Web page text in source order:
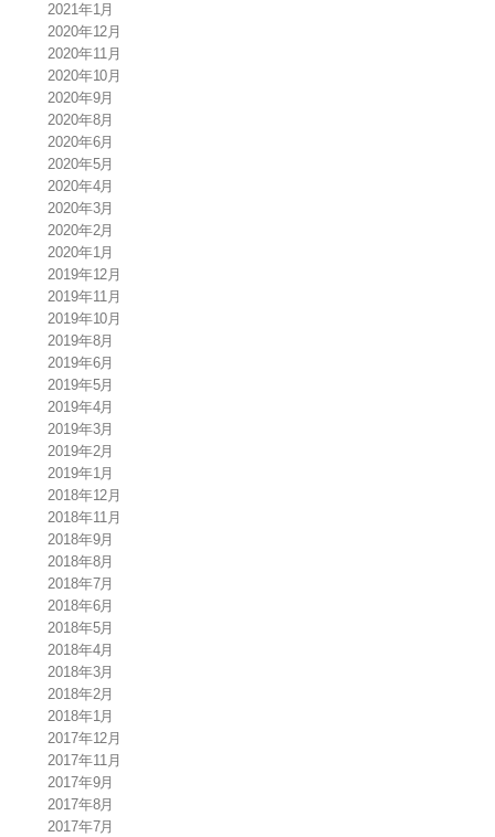
2021年1月
2020年12月
2020年11月
2020年10月
2020年9月
2020年8月
2020年6月
2020年5月
2020年4月
2020年3月
2020年2月
2020年1月
2019年12月
2019年11月
2019年10月
2019年8月
2019年6月
2019年5月
2019年4月
2019年3月
2019年2月
2019年1月
2018年12月
2018年11月
2018年9月
2018年8月
2018年7月
2018年6月
2018年5月
2018年4月
2018年3月
2018年2月
2018年1月
2017年12月
2017年11月
2017年9月
2017年8月
2017年7月